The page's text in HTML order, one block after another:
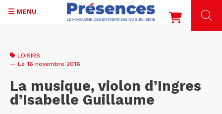
contenu
MENU
LOISIRS
— Le 16 novembre 2016
La musique, violon d’Ingres
d’Isabelle Guillaume